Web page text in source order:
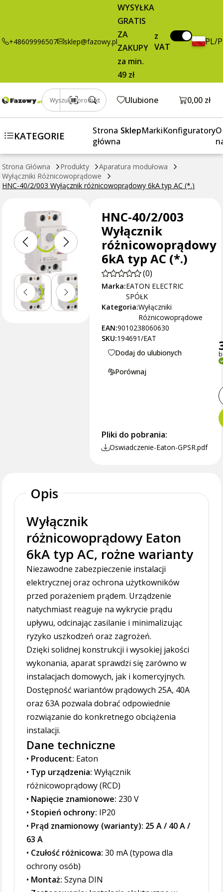
+48609996507 sklep@fazowy.pl
WYSYŁKA
GRATIS
ZA
ZAKUPY
za min.
49 zł
z
VAT
PL/
Wyszukaj produkt Ulubione Otwórz
0,00 zł
KATEGORIE
Strona
główna
SklepMarkiKonfiguratoryO
Strona Główna Produkty
Aparatura modułowa
Wyłączniki Różnicowoprądowe
HNC-40/2/003 Wyłącznik różnicowoprądowy 6kA typ AC (*.)
brutto / szt.
HNC-40/2/003
Wyłącznik
różnicowoprądowy
6kA typ AC (*.)
(0)
Marka:EATON ELECTRIC
SPÓŁK
Kategoria:Wyłączniki
Różnicowoprądowe
EAN:9010238060630
SKU:194691/EAT
Dodaj do ulubionych
Porównaj
Pliki do pobrania:
Oswiadczenie-Eaton-GPSR.pdf
Opis
Wyłącznik
różnicowoprądowy Eaton
6kA typ AC, rożne warianty
Niezawodne zabezpieczenie instalacji
elektrycznej oraz ochrona użytkowników
przed porażeniem prądem. Urządzenie
natychmiast reaguje na wykrycie prądu
upływu, odcinając zasilanie i minimalizując
ryzyko uszkodzeń oraz zagrożeń.
Dzięki solidnej konstrukcji i wysokiej jakości
wykonania, aparat sprawdzi się zarówno w
instalacjach domowych, jak i komercyjnych.
Dostępność wariantów prądowych 25A, 40A
oraz 63A pozwala dobrać odpowiednie
rozwiązanie do konkretnego obciążenia
instalacji.
Dane techniczne
• Producent: Eaton
• Typ urządzenia: Wyłącznik
różnicowoprądowy (RCD)
• Napięcie znamionowe: 230 V
• Stopień ochrony: IP20
• Prąd znamionowy (warianty): 25 A / 40 A /
63 A
• Czułość różnicowa: 30 mA (typowa dla
ochrony osób)
• Montaż: Szyna DIN